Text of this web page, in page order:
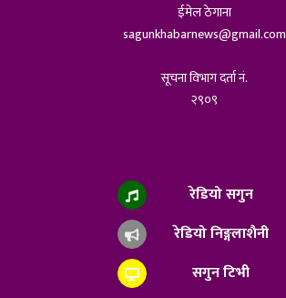
ईमेल ठेगाना
sagunkhabarnews@gmail.com
सूचना विभाग दर्ता नं.
२९०९
रेडियो सगुन
रेडियो निङ्गलाशैनी
सगुन टिभी